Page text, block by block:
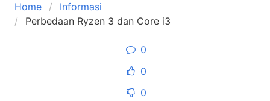
Home
Informasi
Perbedaan Ryzen 3 dan Core i3
0
0
0